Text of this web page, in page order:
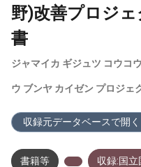
野)改善プロジ
書
ジャマイカ ギジュツ コウコ
ウ ブンヤ カイゼン プロジェ
収録元データベースで開く
書籍等 収録:国